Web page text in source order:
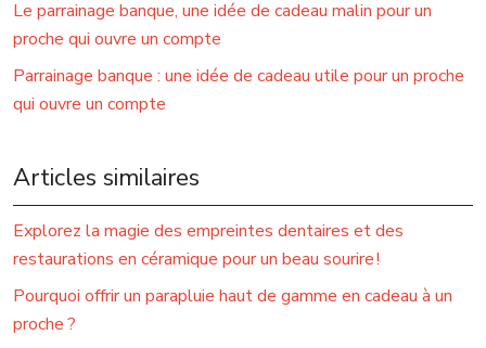
Le parrainage banque, une idée de cadeau malin pour un
proche qui ouvre un compte
Parrainage banque : une idée de cadeau utile pour un proche
qui ouvre un compte
Articles similaires
Explorez la magie des empreintes dentaires et des
restaurations en céramique pour un beau sourire !
Pourquoi offrir un parapluie haut de gamme en cadeau à un
proche ?